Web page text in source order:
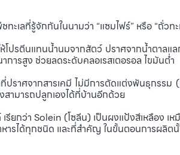
ที่รู้จักกันในนามว่า “แซมไฟร์” หรือ “ถั่วทะ
รตีนแทนน้ำนมจากสัตว์ ปราศจากน้ำตาลแ
ารสูง ช่วยลดระดับคลอเรสเตอรอล ไขมันต่ำ
ากสารเคมี ไม่มีการตัดแต่งพันธุกรรม
ามารถปลูกเองได้ที่บ้านอีกด้วย
กว่า Solein (โซลีน) เป็นผงแป้งสีเหลือง เ
หารได้ทุกชนิด และที่สำคัญ ในขั้นตอนการผลิต